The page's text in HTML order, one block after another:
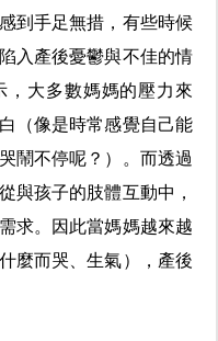
到手足無措，有些時候
入產後憂鬱與不佳的情
，大多數媽媽的壓力來
（像是時常感覺自己能
鬧不停呢？）。而透過
與孩子的肢體互動中，
求。因此當媽媽越來越
麼而哭、生氣），產後